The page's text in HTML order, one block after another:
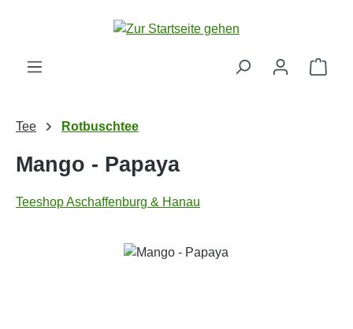
Zum Hauptinhalt springen
Tee Rotbuschtee
Mango - Papaya
Teeshop Aschaffenburg & Hanau
Bildergalerie überspringen